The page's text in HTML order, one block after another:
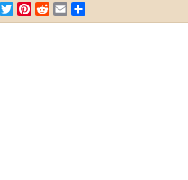
Facebook
TwitterPinterest
RedditEmail